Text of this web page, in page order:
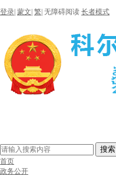
登录 蒙文 繁 无障碍阅读 长者模式
搜索
首页
政务公开